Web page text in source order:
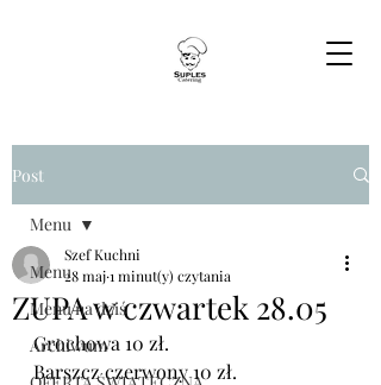
Post
Menu
Menu na dziś
Archiwum
Menu
ZUPA w czwartek 28.05
Szef Kuchni
28 maj1 minut(y) czytania
Grochowa 10 zł.
Barszcz czerwony 10 zł.